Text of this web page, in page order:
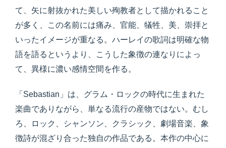
て、矢に射抜かれた美しい殉教者として描かれること
が多く、この名前には痛み、官能、犠牲、美、崇拝と
いったイメージが重なる。ハーレイの歌詞は明確な物
語を語るというより、こうした象徴の連なりによっ
て、異様に濃い感情空間を作る。
「Sebastian」は、グラム・ロックの時代に生まれた
楽曲でありながら、単なる流行の産物ではない。むし
ろ、ロック、シャンソン、クラシック、劇場音楽、象
徴詩が混ざり合った独自の作品である。本作の中心に